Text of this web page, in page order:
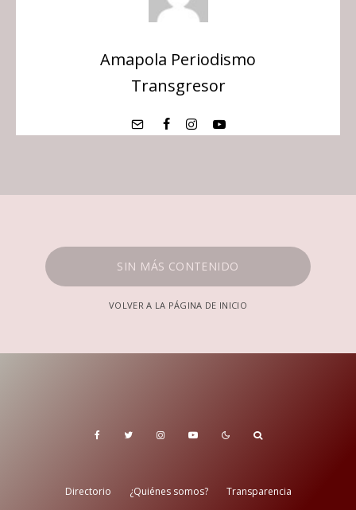
Amapola Periodismo
Transgresor
SIN MÁS CONTENIDO
VOLVER A LA PÁGINA DE INICIO
Directorio ¿Quiénes somos? Transparencia